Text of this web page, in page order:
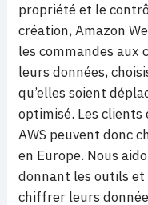
propriété et le
création, Amazon
les commandes
leurs données,
qu’elles soient
optimisé. Les
AWS peuvent donc
en Europe. Nous
donnant les outils
chiffrer leurs